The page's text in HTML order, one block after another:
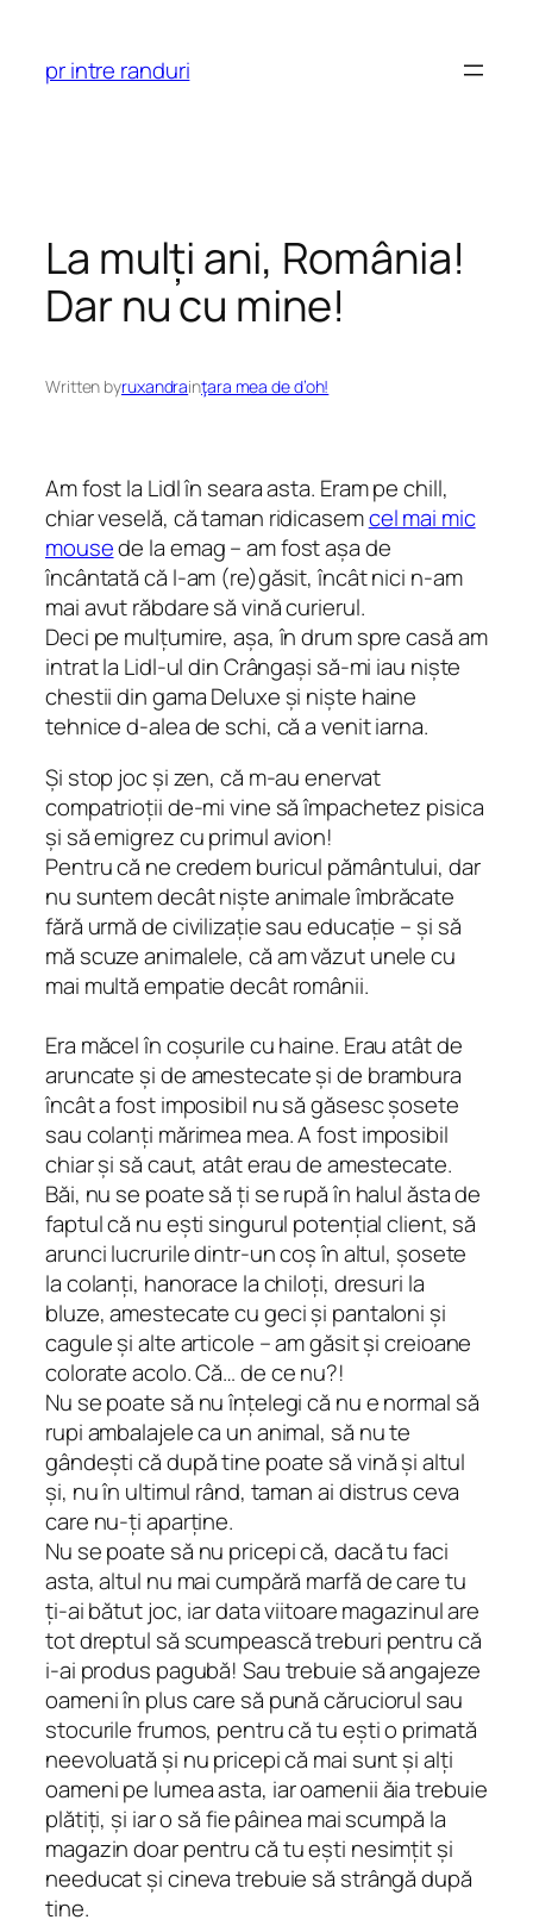
content
pr intre randuri
La mulți ani, România!
Dar nu cu mine!
Written byruxandrainţara mea de d’oh!
Am fost la Lidl în seara asta. Eram pe chill,
chiar veselă, că taman ridicasemcel mai mic
mousede la emag – am fost așa de
încântată că l-am (re)găsit, încât nici n-am
mai avut răbdare să vină curierul.
Deci pe mulțumire, așa, în drum spre casă am
intrat la Lidl-ul din Crângași să-mi iau niște
chestii din gama Deluxe și niște haine
tehnice d-alea de schi, că a venit iarna.
Și stop joc și zen, că m-au enervat
compatrioții de-mi vine să împachetez pisica
și să emigrez cu primul avion!
Pentru că ne credem buricul pământului, dar
nu suntem decât niște animale îmbrăcate
fără urmă de civilizație sau educație – și să
mă scuze animalele, că am văzut unele cu
mai multă empatie decât românii.
Era măcel în coșurile cu haine. Erau atât de
aruncate și de amestecate și de brambura
încât a fost imposibil nu să găsesc șosete
sau colanți mărimea mea. A fost imposibil
chiar și să caut, atât erau de amestecate.
Băi, nu se poate să ți se rupă în halul ăsta de
faptul că nu ești singurul potențial client, să
arunci lucrurile dintr-un coș în altul, șosete
la colanți, hanorace la chiloți, dresuri la
bluze, amestecate cu geci și pantaloni și
cagule și alte articole – am găsit și creioane
colorate acolo. Că… de ce nu?!
Nu se poate să nu înțelegi că nu e normal să
rupi ambalajele ca un animal, să nu te
gândești că după tine poate să vină și altul
și, nu în ultimul rând, taman ai distrus ceva
care nu-ți aparține.
Nu se poate să nu pricepi că, dacă tu faci
asta, altul nu mai cumpără marfă de care tu
ți-ai bătut joc, iar data viitoare magazinul are
tot dreptul să scumpească treburi pentru că
i-ai produs pagubă! Sau trebuie să angajeze
oameni în plus care să pună căruciorul sau
stocurile frumos, pentru că tu ești o primată
neevoluată și nu pricepi că mai sunt și alți
oameni pe lumea asta, iar oamenii ăia trebuie
plătiți, și iar o să fie pâinea mai scumpă la
magazin doar pentru că tu ești nesimțit și
needucat și cineva trebuie să strângă după
tine.